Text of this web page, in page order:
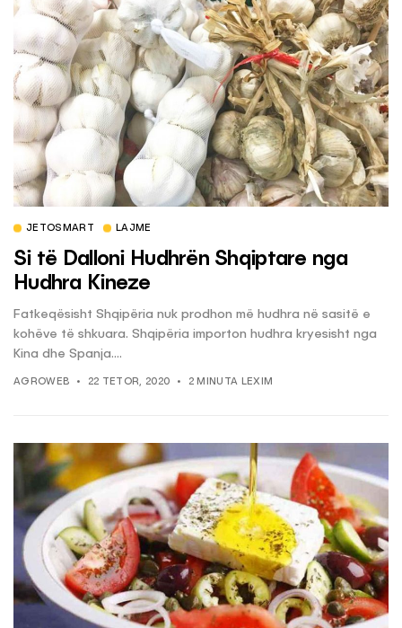
JETOSMART LAJME
Si të Dalloni Hudhrën Shqiptare nga
Hudhra Kineze
Fatkeqësisht Shqipëria nuk prodhon më hudhra në sasitë e
kohëve të shkuara. Shqipëria importon hudhra kryesisht nga
Kina dhe Spanja....
AGROWEB 22 TETOR, 2020 2 MINUTA LEXIM